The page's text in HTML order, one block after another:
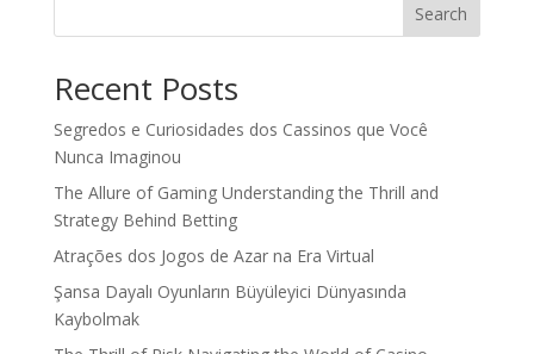
Search
Recent Posts
Segredos e Curiosidades dos Cassinos que Você
Nunca Imaginou
The Allure of Gaming Understanding the Thrill and
Strategy Behind Betting
Atrações dos Jogos de Azar na Era Virtual
Şansa Dayalı Oyunların Büyüleyici Dünyasında
Kaybolmak